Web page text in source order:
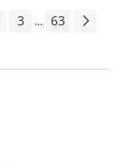
3 ... 63